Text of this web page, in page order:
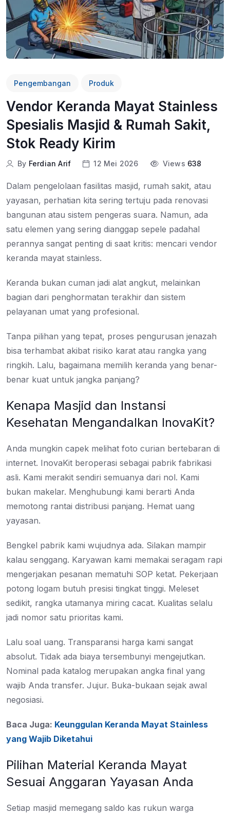
Pengembangan Produk
Vendor Keranda Mayat Stainless
Spesialis Masjid & Rumah Sakit,
Stok Ready Kirim
By Ferdian Arif 12 Mei 2026 Views 638
Dalam pengelolaan fasilitas masjid, rumah sakit, atau
yayasan, perhatian kita sering tertuju pada renovasi
bangunan atau sistem pengeras suara. Namun, ada
satu elemen yang sering dianggap sepele padahal
perannya sangat penting di saat kritis: mencari vendor
keranda mayat stainless.
Keranda bukan cuman jadi alat angkut, melainkan
bagian dari penghormatan terakhir dan sistem
pelayanan umat yang profesional.
Tanpa pilihan yang tepat, proses pengurusan jenazah
bisa terhambat akibat risiko karat atau rangka yang
ringkih. Lalu, bagaimana memilih keranda yang benar-
benar kuat untuk jangka panjang?
Kenapa Masjid dan Instansi
Kesehatan Mengandalkan InovaKit?
Anda mungkin capek melihat foto curian bertebaran di
internet. InovaKit beroperasi sebagai pabrik fabrikasi
asli. Kami merakit sendiri semuanya dari nol. Kami
bukan makelar. Menghubungi kami berarti Anda
memotong rantai distribusi panjang. Hemat uang
yayasan.
Bengkel pabrik kami wujudnya ada. Silakan mampir
kalau senggang. Karyawan kami memakai seragam rapi
mengerjakan pesanan mematuhi SOP ketat. Pekerjaan
potong logam butuh presisi tingkat tinggi. Meleset
sedikit, rangka utamanya miring cacat. Kualitas selalu
jadi nomor satu prioritas kami.
Lalu soal uang. Transparansi harga kami sangat
absolut. Tidak ada biaya tersembunyi mengejutkan.
Nominal pada katalog merupakan angka final yang
wajib Anda transfer. Jujur. Buka-bukaan sejak awal
negosiasi.
Baca Juga: Keunggulan Keranda Mayat Stainless
yang Wajib Diketahui
Pilihan Material Keranda Mayat
Sesuai Anggaran Yayasan Anda
Setiap masjid memegang saldo kas rukun warga